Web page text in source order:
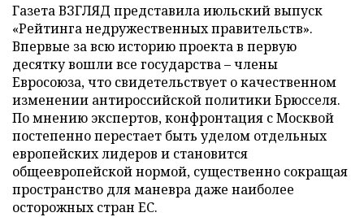
Газета ВЗГЛЯД представила июльский выпуск
«Рейтинга недружественных правительств».
Впервые за всю историю проекта в первую
десятку вошли все государства – члены
Евросоюза, что свидетельствует о качественном
изменении антироссийской политики Брюсселя.
По мнению экспертов, конфронтация с Москвой
постепенно перестает быть уделом отдельных
европейских лидеров и становится
общеевропейской нормой, существенно сокращая
пространство для маневра даже наиболее
осторожных стран ЕС.